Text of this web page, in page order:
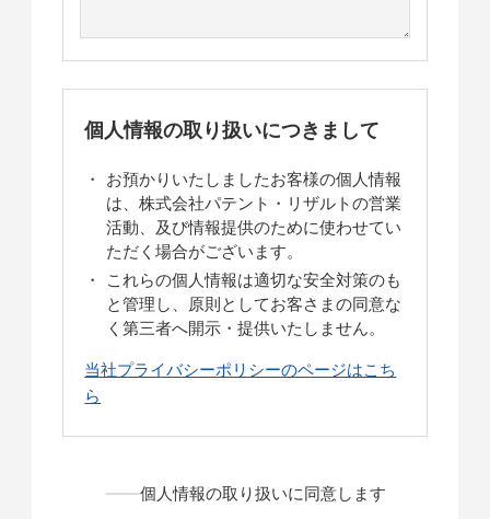
個人情報の取り扱いにつきまして
お預かりいたしましたお客様の個人情報
は、株式会社パテント・リザルトの営業
活動、及び情報提供のために使わせてい
ただく場合がございます。
これらの個人情報は適切な安全対策のも
と管理し、原則としてお客さまの同意な
く第三者へ開示・提供いたしません。
当社プライバシーポリシーのページはこち
ら
個人情報の取り扱いに同意します